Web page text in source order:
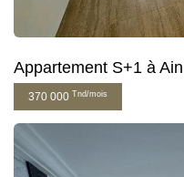
Appartement S+1 à
370 000 Tnd/mois